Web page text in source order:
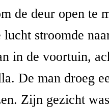
de deur open te
stroomde
in de voortuin,
De man droeg
Zijn gezicht